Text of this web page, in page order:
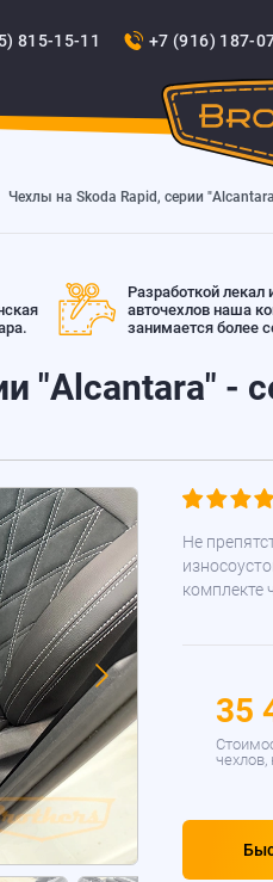
815-15-11 +7 (916) 187-
Чехлы на Skoda Rapid, серии
Разработкой
авточехлов наша
занимается более
"Alcantara" -
Не
комплекте
35
чехлов,